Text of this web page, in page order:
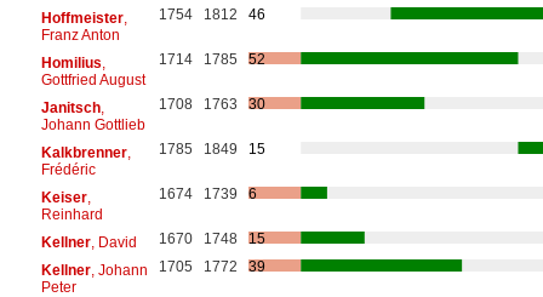
Hoffmeister,
Franz Anton
1754 1812 46
Homilius
Gottfried August
1714 1785 52
Janitsch,
Johann Gottlieb
1708 1763 30
Kalkbrenner,
Frédéric
1785 1849 15
Keiser,
Reinhard
1674 1739 6
Kellner, David 1670 1748
15
Kellner, Johann
Peter
1705 1772 39